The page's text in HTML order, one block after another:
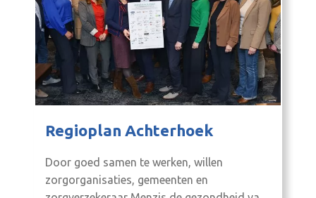
Regioplan Achterhoek
Door goed samen te werken, willen
zorgorganisaties, gemeenten en